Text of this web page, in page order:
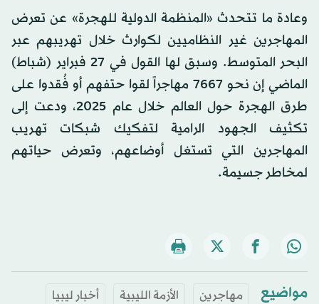
وعادة ما تتحدث «المنظمة الدولية للهجرة» عن تعرض
المهاجرين غير النظاميين لكوارث خلال تهريبهم عبر
البحر المتوسط. وسبق لها القول في 27 فبراير (شباط)
الماضي إن نحو 7667 مهاجراً لقوا حتفهم أو فُقدوا على
طرق الهجرة حول العالم خلال عام 2025، ودعت إلى
تكثيف الجهود الرامية لتفكيك شبكات تهريب
المهاجرين التي تستغل أوضاعهم، وتعرض حياتهم
لمخاطر جسيمة.
مواضيع مهاجرين الأزمة الليبية
أخبار ليبيا